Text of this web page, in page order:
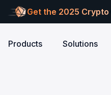
Get the 2025
Products Solutions